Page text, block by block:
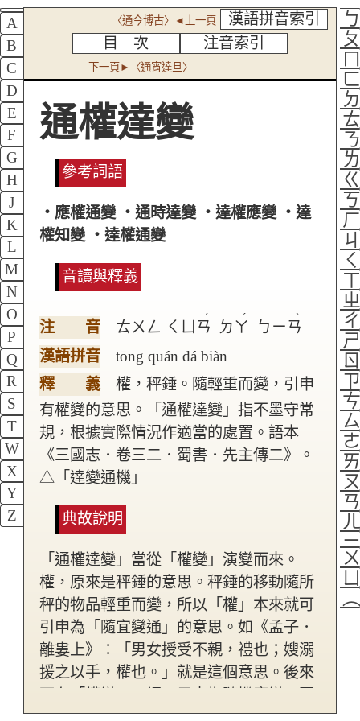
A
B
C
D
E
F
G
H
J
K
L
M
N
O
P
Q
R
S
T
W
X
Y
Z
〈通今博古〉◄上一頁
漢語拼音索引
目 次
注音索引
下一頁►〈通宵達旦〉
通權達變
參考詞語
‧應權通變 ‧通時達變 ‧達權應變 ‧達
權知變 ‧達權通變
音讀與釋義
注 音 ㄊㄨㄥ ㄑㄩㄢ
ˊ
ㄉㄚ
ˊ
ㄅㄧㄢ
ˋ
漢語拼音
tōng quán dá biàn
釋 義
權，秤錘。隨輕重而變，引申
有權變的意思。「通權達變」指不墨守常
規，根據實際情況作適當的處置。語本
《三國志．卷三二．蜀書．先主傳二》。
△「達變通機」
典故說明
「通權達變」當從「權變」演變而來。
權，原來是秤錘的意思。秤錘的移動隨所
秤的物品輕重而變，所以「權」本來就可
引申為「隨宜變通」的意思。如《孟子．
離婁上》：「男女授受不親，禮也；嫂溺
援之以手，權也。」就是這個意思。後來
為權變即為人情通達的表現，所以又有